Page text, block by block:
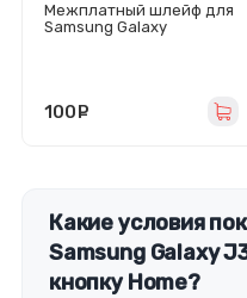
Межплатный шлейф для
Samsung Galaxy
100
Какие условия
Samsung Galaxy
кнопку Home?